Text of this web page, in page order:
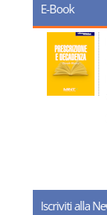
E-Book
Iscriviti alla